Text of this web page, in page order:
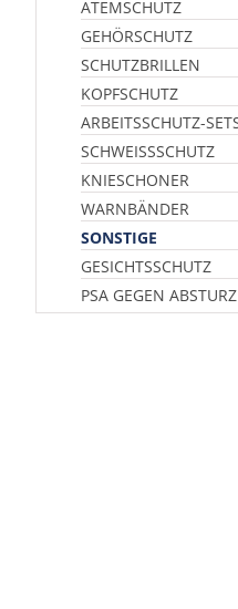
ATEMSCHUTZ
GEHÖRSCHUTZ
SCHUTZBRILLEN
KOPFSCHUTZ
ARBEITSSCHUTZ-
SCHWEISSSCHUTZ
KNIESCHONER
WARNBÄNDER
SONSTIGE
GESICHTSSCHUTZ
PSA GEGEN ABSTURZ